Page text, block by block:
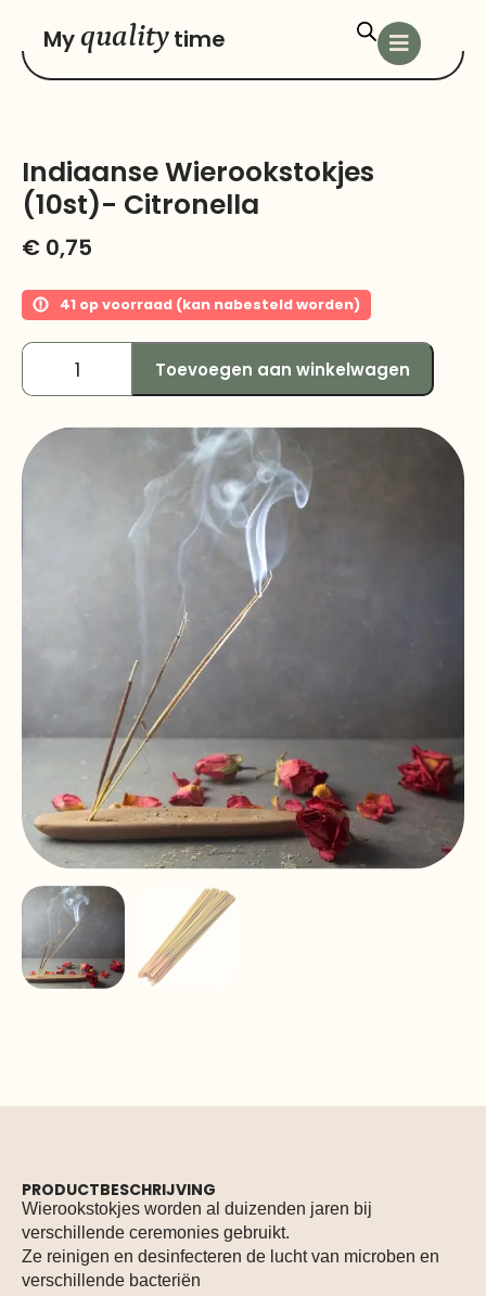
Myquality time
Indiaanse Wierookstokjes
(10st)- Citronella
€ 0,75
41 op voorraad (kan nabesteld worden)
Toevoegen aan winkelwagen
PRODUCTBESCHRIJVING
Wierookstokjes worden al duizenden jaren bij
verschillende ceremonies gebruikt.
Ze reinigen en desinfecteren de lucht van microben en
verschillende bacteriën